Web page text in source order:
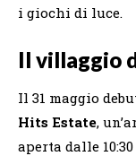
i giochi di luce.
Il villaggio
Il 31 maggio
Hits Estate,
aperta dalle